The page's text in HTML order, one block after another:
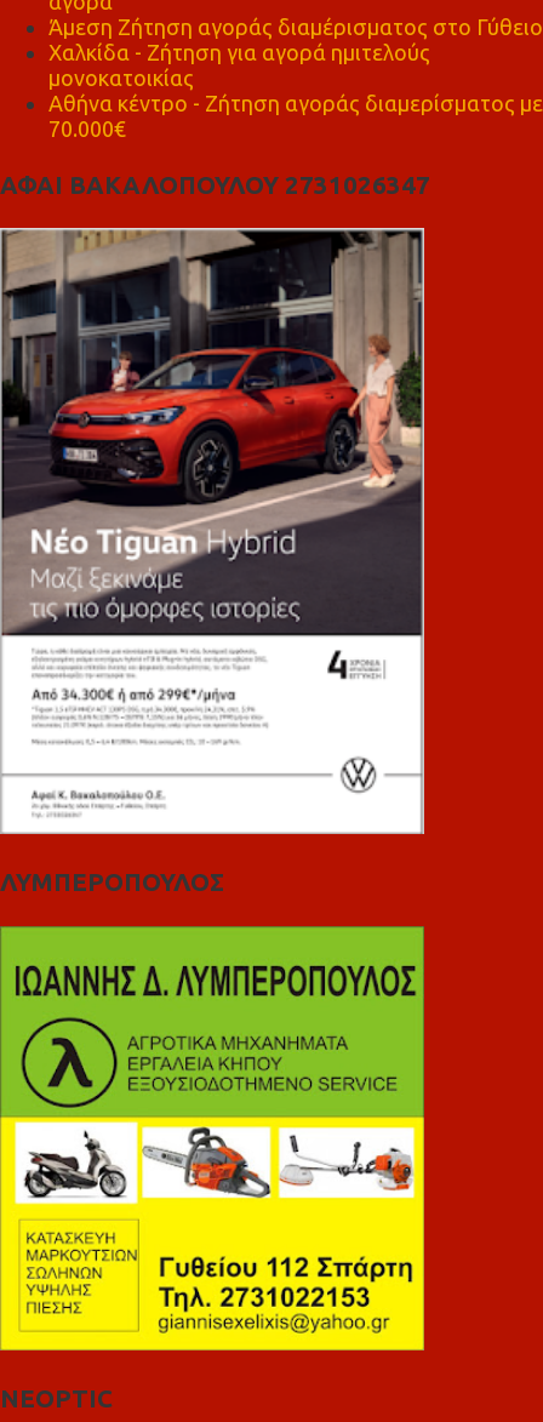
Άμεση Ζήτηση αγοράς διαμέρισματος στο Γύθειο
Χαλκίδα - Ζήτηση για αγορά ημιτελούς
μονοκατοικίας
Αθήνα κέντρο - Ζήτηση αγοράς διαμερίσματος με
70.000€
ΑΦΑΙ ΒΑΚΑΛΟΠΟΥΛΟΥ 2731026347
ΛΥΜΠΕΡΟΠΟΥΛΟΣ
NEOPTIC